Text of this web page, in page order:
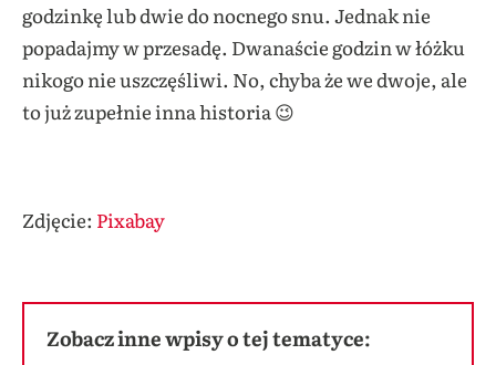
godzinkę lub dwie do nocnego snu. Jednak nie
popadajmy w przesadę. Dwanaście godzin w łóżku
nikogo nie uszczęśliwi. No, chyba że we dwoje, ale
to już zupełnie inna historia 😉
Zdjęcie: Pixabay
Zobacz inne wpisy o tej tematyce: